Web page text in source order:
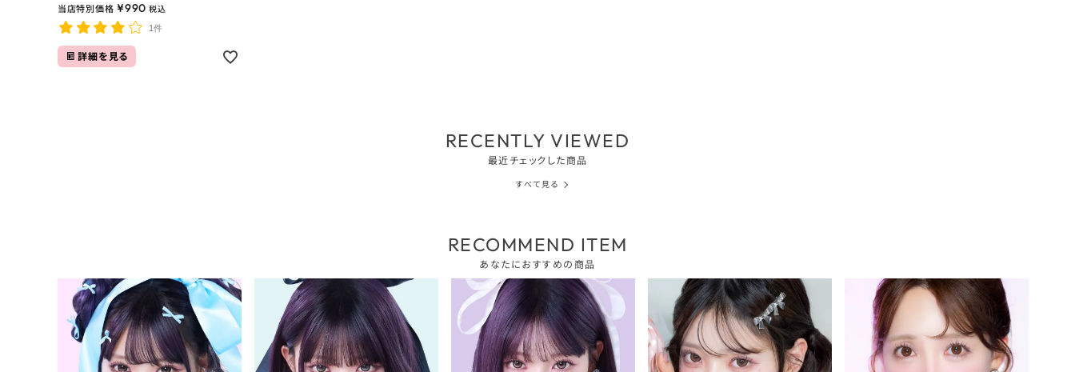
当店特別価格 ¥990 税込
1件
詳細を見る
RECENTLY VIEWED
最近チェックした商品
すべて見る
RECOMMEND ITEM
あなたにおすすめの商品